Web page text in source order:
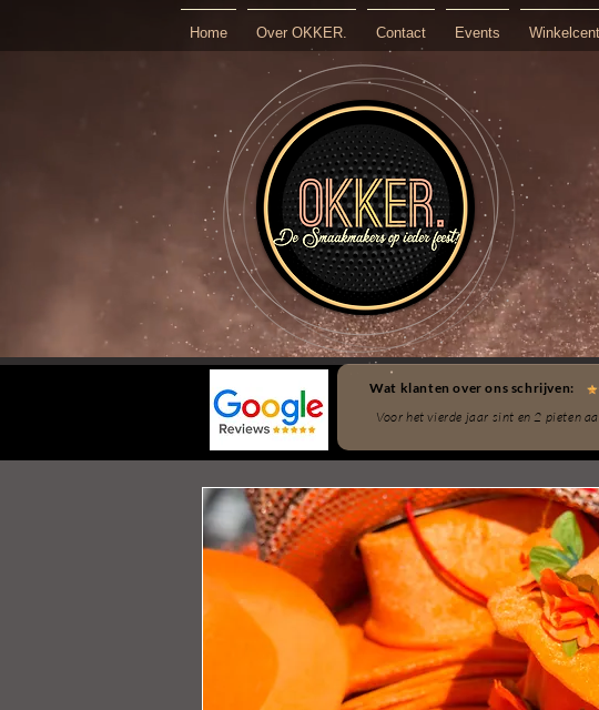
Home Over OKKER. Contact Events
Wat klanten over ons schrijven:
Voor het vierde jaar sint en 2 pieten